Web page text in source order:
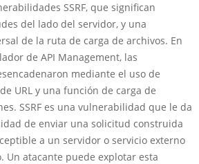
SSRF, que significan
del lado del servidor, y una
de la ruta de carga de archivos. En
de API Management, las
mediante el uso de
URL y una función de carga de
SSRF es una vulnerabilidad que le da
de enviar una solicitud construida
a un servidor o servicio externo
Un atacante puede explotar esta